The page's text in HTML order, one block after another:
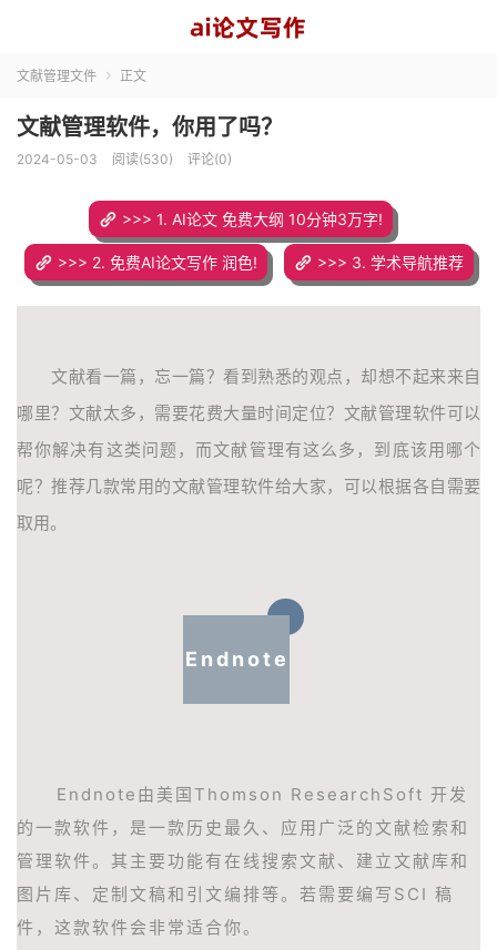
文献管理文件  正文
文献管理软件，你用了吗？
2024-05-03 阅读(530) 评论(0)
>>> 1. AI论文 免费大纲 10分钟3万字!
>>> 2. 免费AI论文写作 润色! >>> 3. 学术导航推荐
文献看一篇，忘一篇？看到熟悉的观点，却想不起来来自
哪里？文献太多，需要花费大量时间定位？文献管理软件可以
帮你解决有这类问题，而文献管理有这么多，到底该用哪个
呢？推荐几款常用的文献管理软件给大家，可以根据各自需要
取用。
Endnote
Endnote由美国Thomson ResearchSoft 开发
的一款软件，是一款历史最久、应用广泛的文献检索和
管理软件。其主要功能有在线搜索文献、建立文献库和
图片库、定制文稿和引文编排等。若需要编写SCI 稿
件，这款软件会非常适合你。